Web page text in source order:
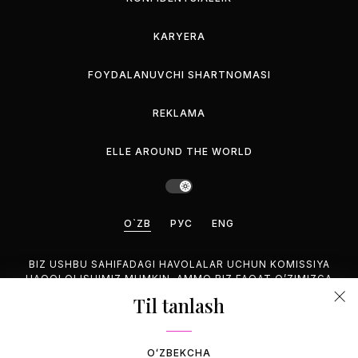
KARYERA
FOYDALANUVCHI SHARTNOMASI
REKLAMA
ELLE AROUND THE WORLD
O`ZB РУС ENG
BIZ USHBU SAHIFADAGI HAVOLALAR UCHUN KOMISSIYA
HAQQI OLISHIMIZ MUMKIN, AMMO BIZ FAQAT O’ZIMIZGA
Til tanlash
OʻZBEKCHA